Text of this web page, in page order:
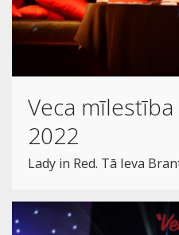
Veca
2022
Lady in Red. Tā Ieva